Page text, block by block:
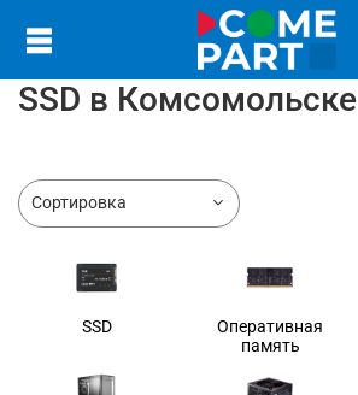
SSD в Комсомольске
SSD
Оперативная
память